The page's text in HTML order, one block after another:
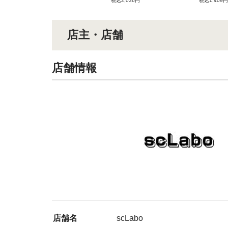
店主・店舗
店舗情報
店舗名 scLabo